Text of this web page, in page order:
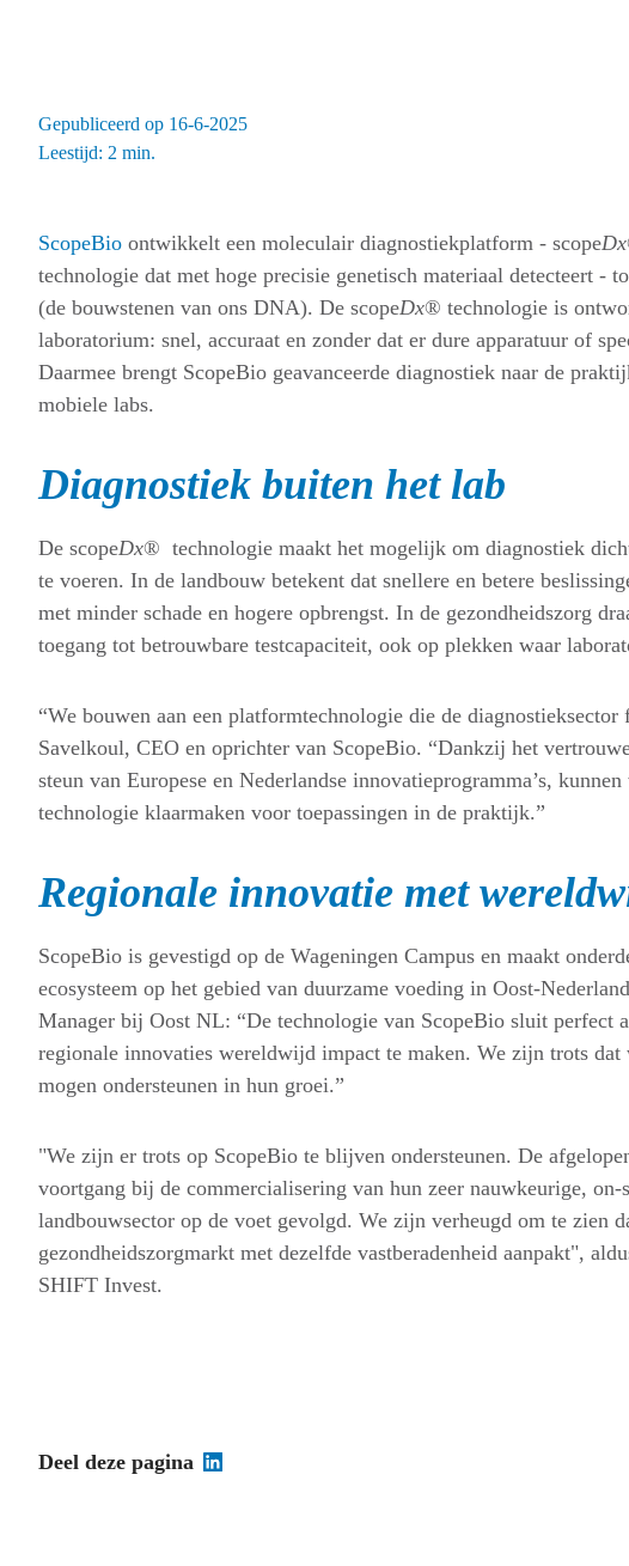
Gepubliceerd op 16-6-2025
Leestijd: 2 min.
ScopeBio ontwikkelt een moleculair diagnostiekplatform - scopeDx
technologie dat met hoge precisie genetisch materiaal detecteert -
(de bouwstenen van ons DNA). De scopeDx® technologie is
laboratorium: snel, accuraat en zonder dat er dure apparatuur of
Daarmee brengt ScopeBio geavanceerde diagnostiek naar de
mobiele labs.
Diagnostiek buiten het lab
De scopeDx® technologie maakt het mogelijk om diagnostiek
te voeren. In de landbouw betekent dat snellere en betere
met minder schade en hogere opbrengst. In de gezondheidszorg
toegang tot betrouwbare testcapaciteit, ook op plekken waar
“We bouwen aan een platformtechnologie die de
Savelkoul, CEO en oprichter van ScopeBio. “Dankzij het
steun van Europese en Nederlandse innovatieprogramma’s,
technologie klaarmaken voor toepassingen in de praktijk.”
Regionale innovatie met
ScopeBio is gevestigd op de Wageningen Campus en maakt
ecosysteem op het gebied van duurzame voeding in Oost-
Manager bij Oost NL: “De technologie van ScopeBio sluit perfect
regionale innovaties wereldwijd impact te maken. We zijn trots dat
mogen ondersteunen in hun groei.”
"We zijn er trots op ScopeBio te blijven ondersteunen. De
voortgang bij de commercialisering van hun zeer nauwkeurige,
landbouwsector op de voet gevolgd. We zijn verheugd om te zien
gezondheidszorgmarkt met dezelfde vastberadenheid aanpakt",
SHIFT Invest.
Deel deze pagina